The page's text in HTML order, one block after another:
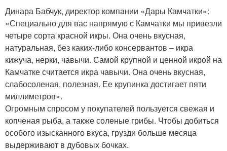
Динара Бабчук, директор компании «Дары Камчатки»:
«Специально для вас напрямую с Камчатки мы привезли
четыре сорта красной икры. Она очень вкусная,
натуральная, без каких-либо консервантов – икра
кижуча, нерки, чавычи. Самой крупной и ценной икрой на
Камчатке считается икра чавычи. Она очень вкусная,
слабосоленая, полезная. Ее крупинка достигает пяти
миллиметров».
Огромным спросом у покупателей пользуется свежая и
копченая рыба, а также соленые грибы. Чтобы добиться
особого изысканного вкуса, грузди больше месяца
выдерживают в дубовых бочках.